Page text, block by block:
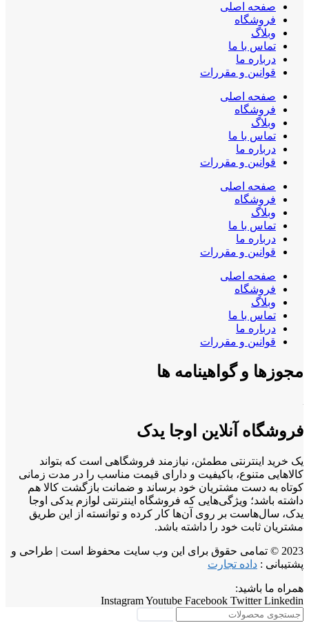
صفحه اصلی
فروشگاه
وبلاگ
تماس با ما
درباره ما
قوانین و مقررات
صفحه اصلی
فروشگاه
وبلاگ
تماس با ما
درباره ما
قوانین و مقررات
صفحه اصلی
فروشگاه
وبلاگ
تماس با ما
درباره ما
قوانین و مقررات
صفحه اصلی
فروشگاه
وبلاگ
تماس با ما
درباره ما
قوانین و مقررات
مجوزها و گواهینامه ها
فروشگاه آنلاین اوجا یدک
یک خرید اینترنتی مطمئن، نیازمند فروشگاهی است که بتواند
کالاهایی متنوع، باکیفیت و دارای قیمت مناسب را در مدت زمانی
کوتاه به دست مشتریان خود برساند و ضمانت بازگشت کالا هم
داشته باشد؛ ویژگی‌هایی که فروشگاه اینترنتی لوازم یدکی اوجا
یدک، سال‌هاست بر روی آن‌ها کار کرده و توانسته از این طریق
مشتریان ثابت خود را داشته باشد.
2023 © تمامی حقوق برای این وب سایت محفوظ است | طراحی و
پشتیبانی : داده تجارت
همراه ما باشید:
InstagramYoutube Facebook Twitter Linkedin